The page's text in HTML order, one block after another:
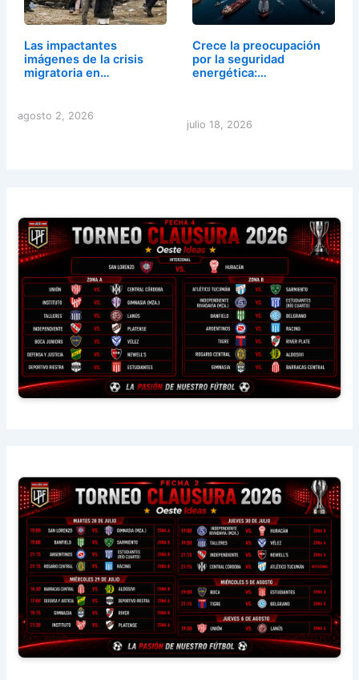
Las impactantes
imágenes de la crisis
migratoria en…
agosto 2, 2026
Crece la preocupación
por la seguridad
energética:…
julio 18, 2026